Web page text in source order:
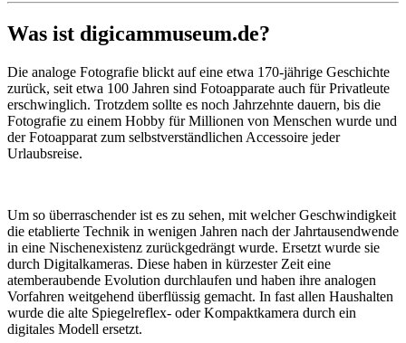
Was ist digicammuseum.de?
Die analoge Fotografie blickt auf eine etwa 170-jährige Geschichte
zurück, seit etwa 100 Jahren sind Fotoapparate auch für Privatleute
erschwinglich. Trotzdem sollte es noch Jahrzehnte dauern, bis die
Fotografie zu einem Hobby für Millionen von Menschen wurde und
der Fotoapparat zum selbstverständlichen Accessoire jeder
Urlaubsreise.
Um so überraschender ist es zu sehen, mit welcher Geschwindigkeit
die etablierte Technik in wenigen Jahren nach der Jahrtausendwende
in eine Nischenexistenz zurückgedrängt wurde. Ersetzt wurde sie
durch Digitalkameras. Diese haben in kürzester Zeit eine
atemberaubende Evolution durchlaufen und haben ihre analogen
Vorfahren weitgehend überflüssig gemacht. In fast allen Haushalten
wurde die alte Spiegelreflex- oder Kompaktkamera durch ein
digitales Modell ersetzt.